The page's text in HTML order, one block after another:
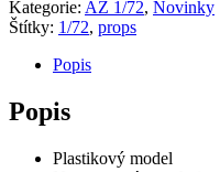
Kategorie: AZ 1/72, Novinky
Štítky: 1/72, props
Popis
Popis
Plastikový model